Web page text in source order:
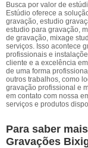
Busca por valor de
Estúdio oferece a
gravação, estudio
estudio para gravação,
de gravação, mixage
serviços. Isso acontece
profissionais e
cliente e a excelência
de uma forma
outros trabalhos, como
gravação profissional e
em contato com nossa
serviços e produtos
Para saber
Gravações